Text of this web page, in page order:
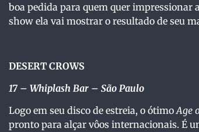
boa pedida para quem quer impressionar
show ela vai mostrar o resultado de seu
DESERT CROWS
17 – Whiplash Bar – São Paulo
Logo em seu disco de estreia, o ótimoAge
pronto para alçar vôos internacionais. É